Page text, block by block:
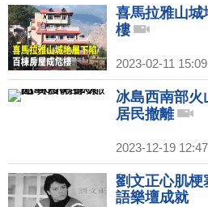
喜馬拉雅山城
樓
2023-02-11
冰島西南部火
居民撤離
2023-12-19
劉文正心肌梗
語樂壇成就